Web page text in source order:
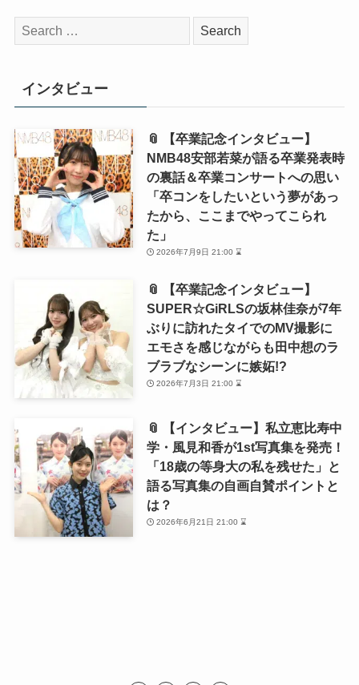
検
索:
インタビュー
📎 【卒業記念インタビュー】
NMB48安部若菜が語る卒業発表時
の裏話＆卒業コンサートへの思い
「卒コンをしたいという夢があっ
たから、ここまでやってこられ
た」
2026年7月9日 21:00 ⌛
📎 【卒業記念インタビュー】
SUPER☆GiRLSの坂林佳奈が7年
ぶりに訪れたタイでのMV撮影に
エモさを感じながらも田中想のラ
ブラブなシーンに嫉妬!?
2026年7月3日 21:00 ⌛
📎 【インタビュー】私立恵比寿中
学・風見和香が1st写真集を発売！
「18歳の等身大の私を残せた」と
語る写真集の自画自賛ポイントと
は？
2026年6月21日 21:00 ⌛